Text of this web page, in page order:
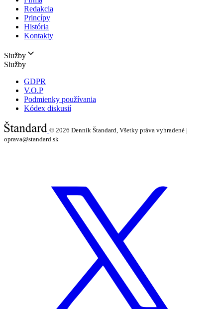
Redakcia
Princípy
História
Kontakty
Služby
Služby
GDPR
V.O.P
Podmienky používania
Kódex diskusií
© 2026 Denník Štandard, Všetky práva vyhradené |
oprava@standard.sk